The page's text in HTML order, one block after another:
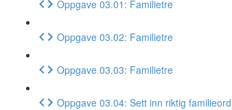
Oppgave 03.01: Familietre
Oppgave 03.02: Familietre
Oppgave 03.03: Familietre
Oppgave 03.04: Sett inn riktig familieord